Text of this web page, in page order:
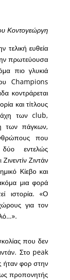
Κοντογεώργη
τελική ευθεία
πρωτεύουσα
πιο γλυκιά
Champions
κοντράρεται
και τίτλους
των club,
των πάγκων,
που
εντελώς
Ζιντάν
Κίεβο και
μια φορά
ιστορία. «Ο
για τον
που δεν
Στο peak
ήταν φορ στην
προπονητής